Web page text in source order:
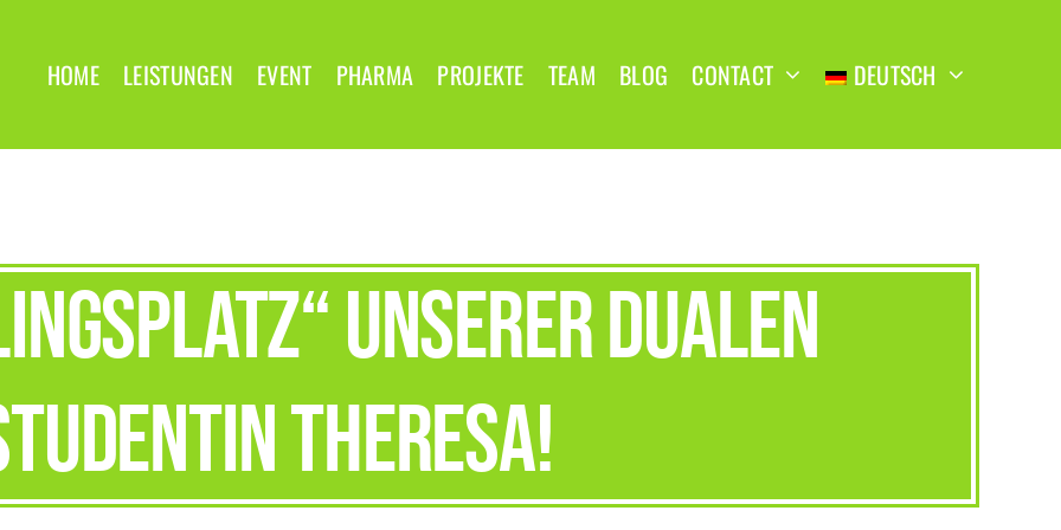
HOME LEISTUNGEN EVENT PHARMA PROJEKTE TEAM BLOG CONTACT DEUTSCH
unserer dualen
Theresa!